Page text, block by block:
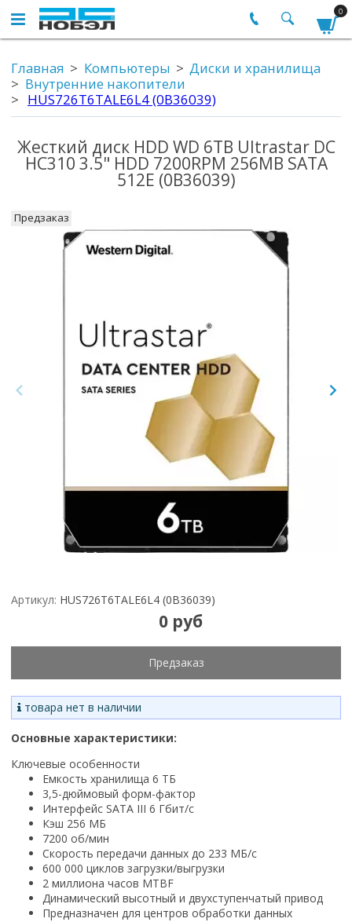
0
Главная Компьютеры
Диски и хранилища
Внутренние накопители
HUS726T6TALE6L4 (0B36039)
Жесткий диск HDD WD 6TB Ultrastar DC
HC310 3.5" HDD 7200RPM 256MB SATA
512E (0B36039)
Предзаказ
Артикул: HUS726T6TALE6L4 (0B36039)
0 руб
Предзаказ
товара нет в наличии
Основные характеристики:
Ключевые особенности
Емкость хранилища 6 ТБ
3,5-дюймовый форм-фактор
Интерфейс SATA III 6 Гбит/с
Кэш 256 МБ
7200 об/мин
Скорость передачи данных до 233 МБ/с
600 000 циклов загрузки/выгрузки
2 миллиона часов MTBF
Динамический высотный и двухступенчатый привод
Предназначен для центров обработки данных